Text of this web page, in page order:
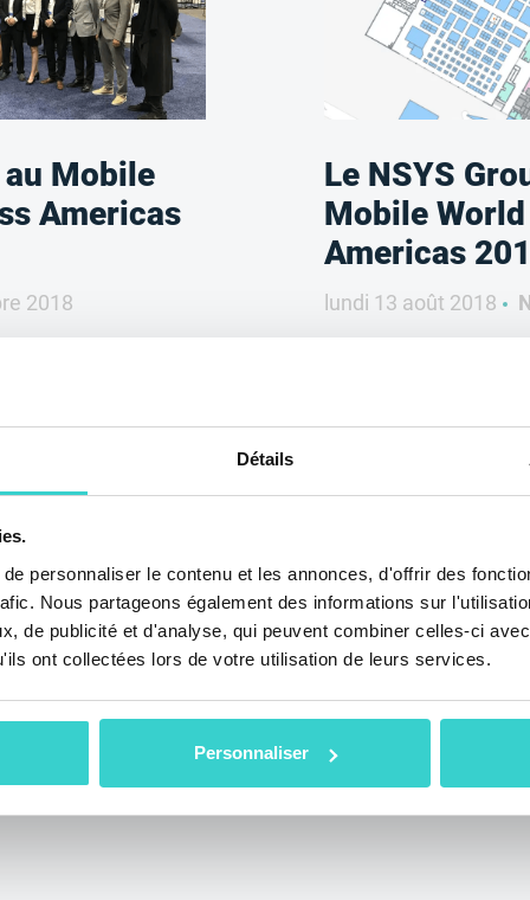
Détails
personnaliser le contenu et les annonces, d'offrir des
Nous partageons également des informations sur
de publicité et d'analyse, qui peuvent combiner celles-ci
ont collectées lors de votre utilisation de leurs services.
Personnaliser
au Mobile
Americas
2018
dans les
et
avons rencontré
et partenaires
nombreux
Le NSYS
Mobile
Americas
lundi 13 août 2018
GSMA Mobile
Americas 2018
du 12 au 14
1 min de lecture